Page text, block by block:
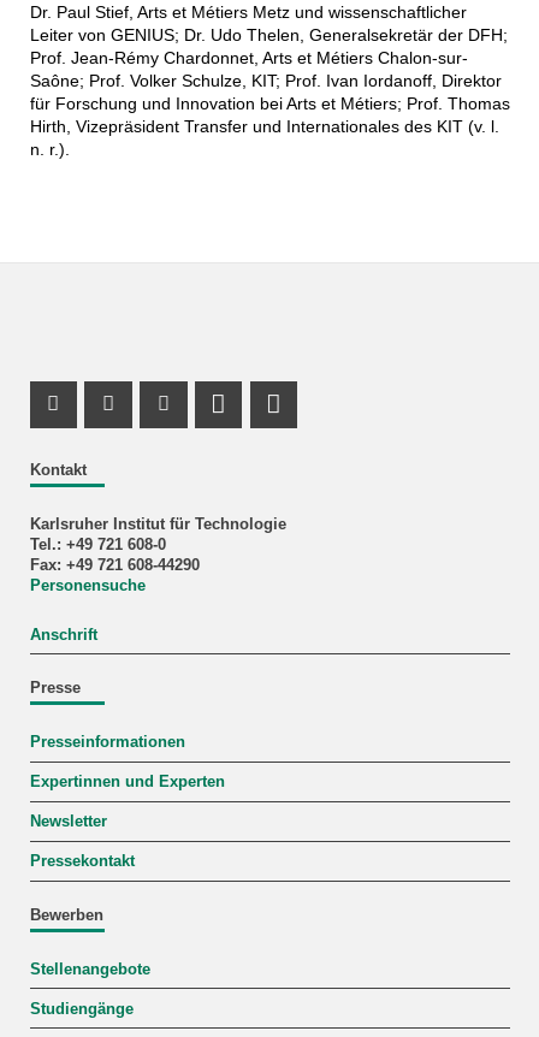
Dr. Paul Stief, Arts et Métiers Metz und wissenschaftlicher
Leiter von GENIUS; Dr. Udo Thelen, Generalsekretär der DFH;
Prof. Jean-Rémy Chardonnet, Arts et Métiers Chalon-sur-
Saône; Prof. Volker Schulze, KIT; Prof. Ivan Iordanoff, Direktor
für Forschung und Innovation bei Arts et Métiers; Prof. Thomas
Hirth, Vizepräsident Transfer und Internationales des KIT (v. l.
n. r.).
Kontakt
Karlsruher Institut für Technologie
Tel.: +49 721 608-0
Fax: +49 721 608-44290
Personensuche
Anschrift
Presse
Presseinformationen
Expertinnen und Experten
Newsletter
Pressekontakt
Bewerben
Stellenangebote
Studiengänge
Instagram Profil
Facebook Profil
Youtube Profil
Profil Mastodon
LinkedIn Profil